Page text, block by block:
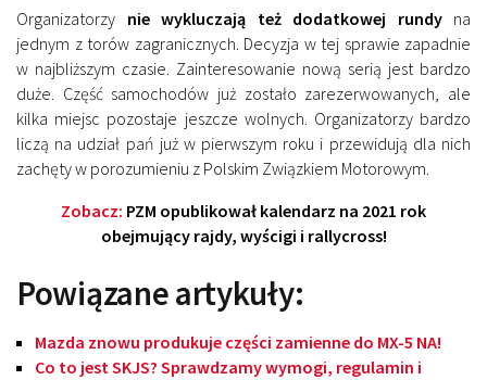
Organizatorzy nie wykluczają też dodatkowej rundyna
jednym z torów zagranicznych. Decyzja w tej sprawie zapadnie
w najbliższym czasie. Zainteresowanie nową serią jest bardzo
duże. Część samochodów już zostało zarezerwowanych, ale
kilka miejsc pozostaje jeszcze wolnych. Organizatorzy bardzo
liczą na udział pań już w pierwszym roku i przewidują dla nich
zachęty w porozumieniu z Polskim Związkiem Motorowym.
Zobacz: PZM opublikował kalendarz na 2021 rok
obejmujący rajdy, wyścigi i rallycross!
Powiązane artykuły:
Mazda znowu produkuje części zamienne do MX-5 NA!
Co to jest SKJS? Sprawdzamy wymogi, regulamin i